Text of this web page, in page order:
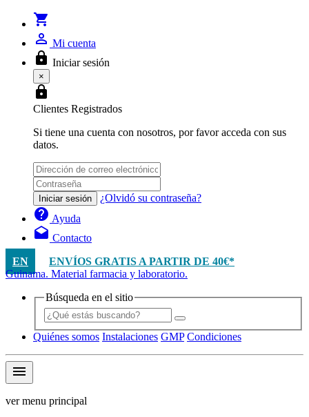
shopping_cart
person_outline Mi cuenta
lock Iniciar sesión
×
lock
Clientes Registrados
Si tiene una cuenta con nosotros, por favor acceda con sus
datos.
Iniciar sesión ¿Olvidó su contraseña?
help Ayuda
drafts Contacto
EN
ENVÍOS GRATIS A PARTIR DE 40€*
Guinama. Material farmacia y laboratorio.
Búsqueda en el sitio
Quiénes somos Instalaciones GMP Condiciones
menu
ver menu principal